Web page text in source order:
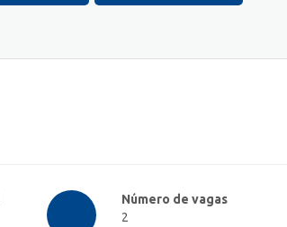
Número de vagas
2